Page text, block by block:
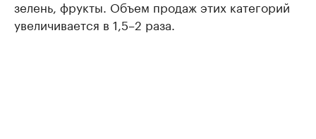
зелень, фрукты. Объем продаж этих категорий
увеличивается в 1,5–2 раза.